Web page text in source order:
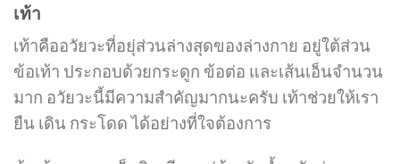
เท้า
เท้าคืออวัยวะที่อยุ่ส่วนล่างสุดของล่างกาย อยู่ใต้ส่วน
ข้อเท้า ประกอบด้วยกระดูก ข้อต่อ และเส้นเอ็นจำนวน
มาก อวัยวะนี้มีความสำคัญมากนะครับ เท้าช่วยให้เรา
ยืน เดิน กระโดด ได้อย่างที่ใจต้องการ